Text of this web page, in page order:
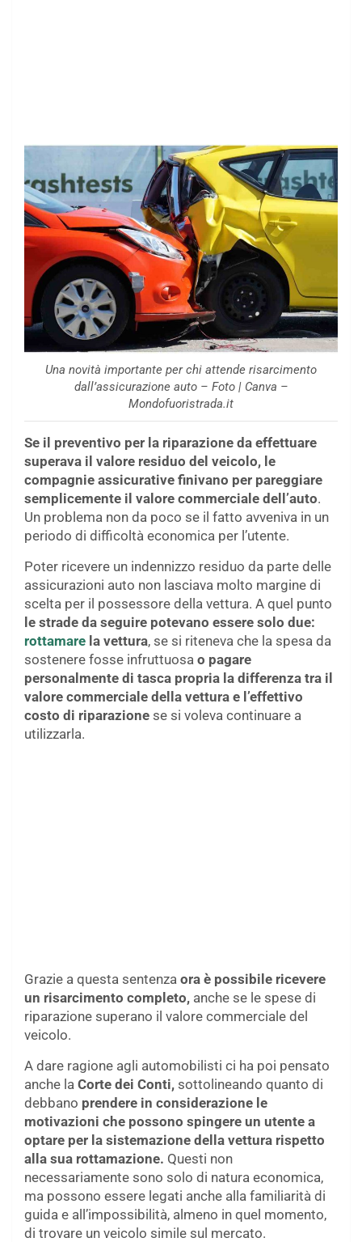
Una novità importante per chi attende risarcimento
dall’assicurazione auto – Foto | Canva –
Mondofuoristrada.it
Se il preventivo per la riparazione da effettuare
superava il valore residuo del veicolo, le
compagnie assicurative finivano per pareggiare
semplicemente il valore commerciale dell’auto.
Un problema non da poco se il fatto avveniva in un
periodo di difficoltà economica per l’utente.
Poter ricevere un indennizzo residuo da parte delle
assicurazioni auto non lasciava molto margine di
scelta per il possessore della vettura. A quel punto
le strade da seguire potevano essere solo due:
rottamare la vettura, se si riteneva che la spesa da
sostenere fosse infruttuosa o pagare
personalmente di tasca propria la differenza tra il
valore commerciale della vettura e l’effettivo
costo di riparazione se si voleva continuare a
utilizzarla.
Grazie a questa sentenza ora è possibile ricevere
un risarcimento completo, anche se le spese di
riparazione superano il valore commerciale del
veicolo.
A dare ragione agli automobilisti ci ha poi pensato
anche la Corte dei Conti, sottolineando quanto di
debbano prendere in considerazione le
motivazioni che possono spingere un utente a
optare per la sistemazione della vettura rispetto
alla sua rottamazione. Questi non
necessariamente sono solo di natura economica,
ma possono essere legati anche alla familiarità di
guida e all’impossibilità, almeno in quel momento,
di trovare un veicolo simile sul mercato.